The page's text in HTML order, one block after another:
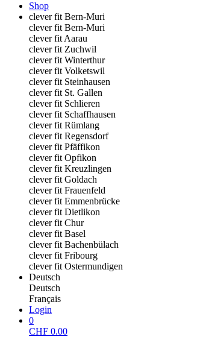
Shop
clever fit Bern-Muri
clever fit Bern-Muri
clever fit Aarau
clever fit Zuchwil
clever fit Winterthur
clever fit Volketswil
clever fit Steinhausen
clever fit St. Gallen
clever fit Schlieren
clever fit Schaffhausen
clever fit Rümlang
clever fit Regensdorf
clever fit Pfäffikon
clever fit Opfikon
clever fit Kreuzlingen
clever fit Goldach
clever fit Frauenfeld
clever fit Emmenbrücke
clever fit Dietlikon
clever fit Chur
clever fit Basel
clever fit Bachenbülach
clever fit Fribourg
clever fit Ostermundigen
Deutsch
Deutsch
Français
Login
0
CHF 0.00